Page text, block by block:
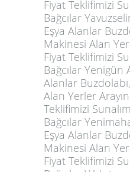
Fiyat Teklifimizi
Bağcılar
Eşya Alanlar
Makinesi Alan
Fiyat Teklifimizi
Bağcılar Yenigün
Alanlar
Alan Yerler
Teklifimizi Sunalım
Bağcılar
Eşya Alanlar
Makinesi Alan
Fiyat Teklifimizi